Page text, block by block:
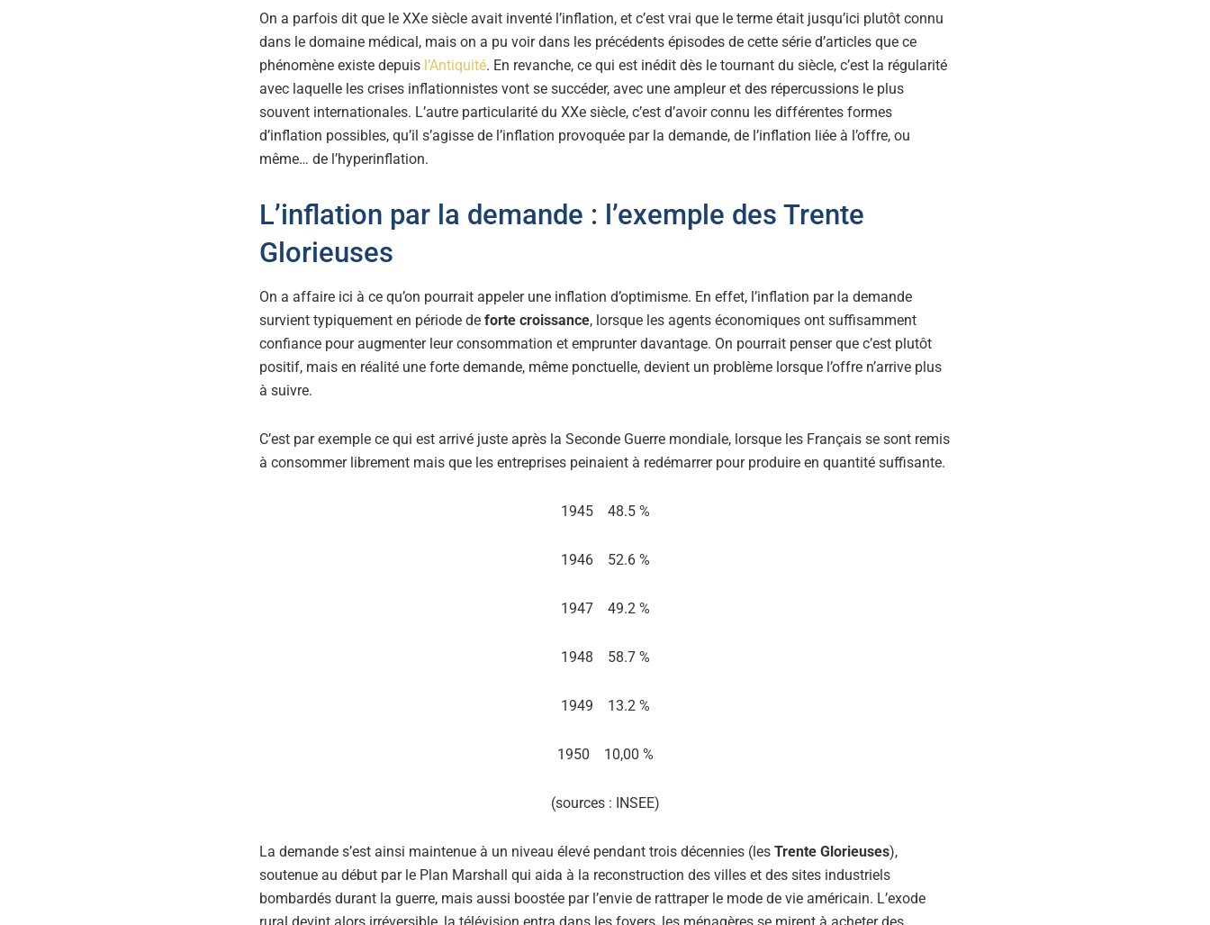
On a parfois dit que le XXe siècle avait inventé l’inflation, et c’est vrai que le terme était jusqu’ici plutôt connu
dans le domaine médical, mais on a pu voir dans les précédents épisodes de cette série d’articles que ce
phénomène existe depuis l’Antiquité. En revanche, ce qui est inédit dès le tournant du siècle, c’est la régularité
avec laquelle les crises inflationnistes vont se succéder, avec une ampleur et des répercussions le plus
souvent internationales. L’autre particularité du XXe siècle, c’est d’avoir connu les différentes formes
d’inflation possibles, qu’il s’agisse de l’inflation provoquée par la demande, de l’inflation liée à l’offre, ou
même… de l’hyperinflation.
L’inflation par la demande : l’exemple des Trente
Glorieuses
On a affaire ici à ce qu’on pourrait appeler une inflation d’optimisme. En effet, l’inflation par la demande
survient typiquement en période de forte croissance, lorsque les agents économiques ont suffisamment
confiance pour augmenter leur consommation et emprunter davantage. On pourrait penser que c’est plutôt
positif, mais en réalité une forte demande, même ponctuelle, devient un problème lorsque l’offre n’arrive plus
à suivre.
C’est par exemple ce qui est arrivé juste après la Seconde Guerre mondiale, lorsque les Français se sont remis
à consommer librement mais que les entreprises peinaient à redémarrer pour produire en quantité suffisante.
1945 48.5 %
1946 52.6 %
1947 49.2 %
1948 58.7 %
1949 13.2 %
1950 10,00 %
(sources : INSEE)
La demande s’est ainsi maintenue à un niveau élevé pendant trois décennies (les Trente Glorieuses),
soutenue au début par le Plan Marshall qui aida à la reconstruction des villes et des sites industriels
bombardés durant la guerre, mais aussi boostée par l’envie de rattraper le mode de vie américain. L’exode